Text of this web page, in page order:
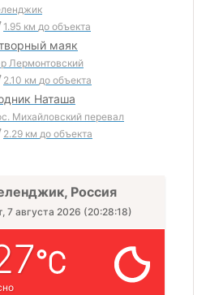
1.95 км до объекта
маяк
Лермонтовский
2.10 км до объекта
Наташа
Михайловский перевал
2.29 км до объекта
Россия
7 августа 2026 (20:28:20)